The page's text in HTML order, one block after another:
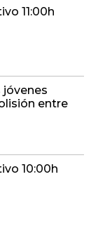
11:00h
jóvenes
entre
10:00h